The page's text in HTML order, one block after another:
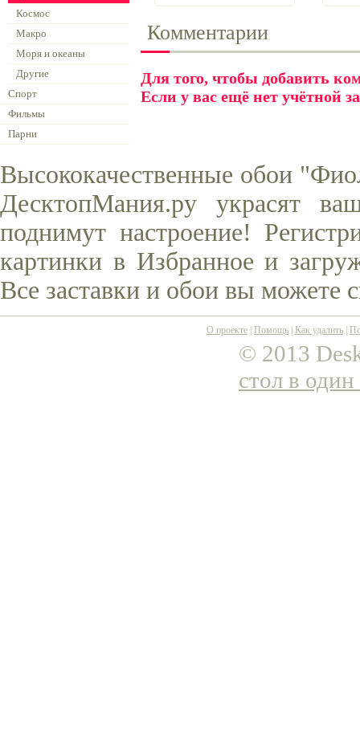
Космос
Макро
Моря и океаны
Другие
Спорт
Фильмы
Парни
Комментарии
Для того, чтобы добавить
Если у вас ещё нет учётной
Высококачественные обои
ДесктопМания.ру украсят
поднимут настроение!
картинки в Избранное и
Все заставки и обои вы можете
О проекте Помощь Как удалить
© 2013
стол в